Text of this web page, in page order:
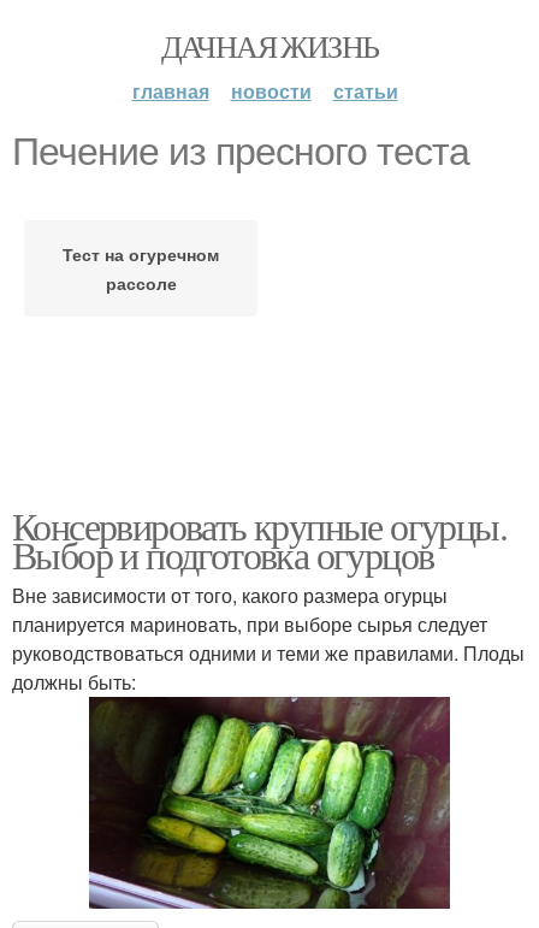
ДАЧНАЯ ЖИЗНЬ
главная новости статьи
Печение из пресного теста
Тест на огуречном
рассоле
Консервировать крупные огурцы.
Выбор и подготовка огурцов
Вне зависимости от того, какого размера огурцы
планируется мариновать, при выборе сырья следует
руководствоваться одними и теми же правилами. Плоды
должны быть: